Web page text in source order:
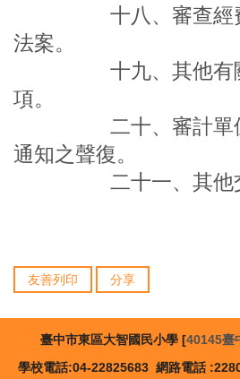
十八、審查經費
法案。
十九、其他有關
項。
二十、審計單位
通知之聲復。
二十一、其他交
友善列印 分享
臺中市東區大智國民小學 [40145臺
學校電話:04-22825683 網路電話